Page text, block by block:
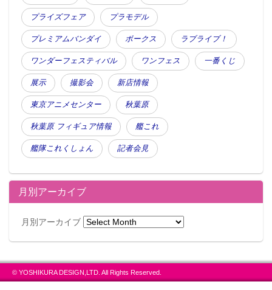
プライズフェア プラモデル
プレミアムバンダイ ボークス ラブライブ！
ワンダーフェスティバル ワンフェス 一番くじ
展示 撮影会 新店情報
東京アニメセンター 秋葉原
秋葉原 フィギュア情報 艦これ
艦隊これくしょん 記者会見
月別アーカイブ
月別アーカイブ
© YOSHIKURA DESIGN,LTD. All Rights Reserved.